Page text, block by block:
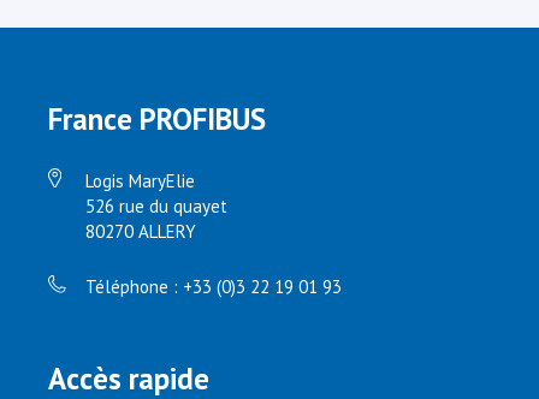
France PROFIBUS
Logis MaryElie
526 rue du quayet
80270 ALLERY
Téléphone : +33 (0)3 22 19 01 93
Accès rapide